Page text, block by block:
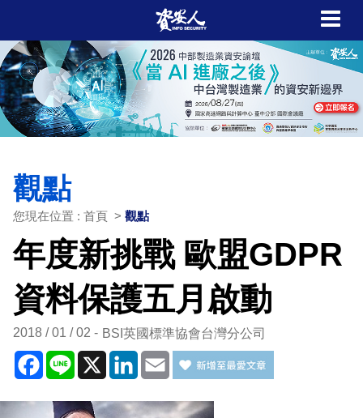
觀點
您現在位置 : 首頁 > 觀點
年度新挑戰 歐盟GDPR
資料保護五月啟動
2018 / 01 / 02 BSI英國標準協會台灣分公司
Facebook
Line X LinkedIn
Email